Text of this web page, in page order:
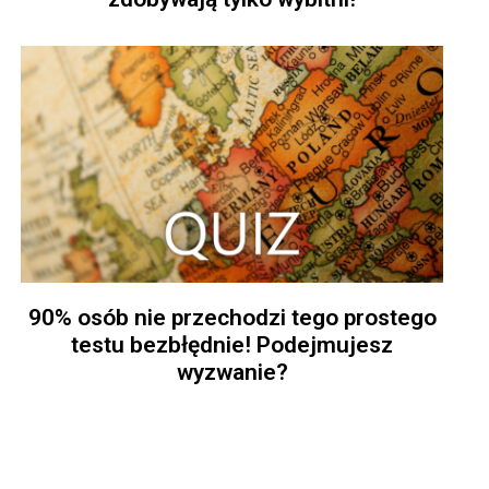
90% osób nie przechodzi tego prostego
testu bezbłędnie! Podejmujesz
wyzwanie?